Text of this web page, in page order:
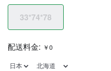
33*74*78
配送料金: ￥0